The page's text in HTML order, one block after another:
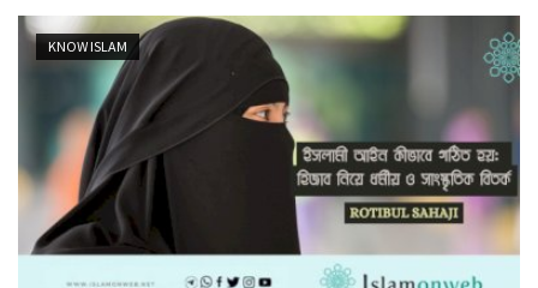
KNOW ISLAM